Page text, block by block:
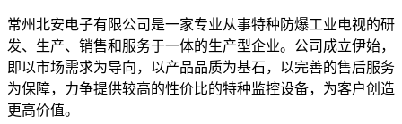
常州北安电子有限公司是一家专业从事特种防爆工业电视的研
发、生产、销售和服务于一体的生产型企业。公司成立伊始，
即以市场需求为导向，以产品品质为基石，以完善的售后服务
为保障，力争提供较高的性价比的特种监控设备，为客户创造
更高价值。